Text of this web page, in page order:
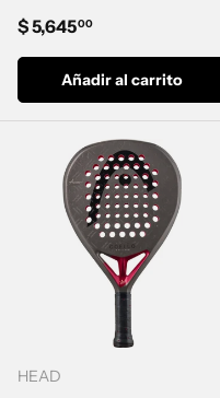
Precio normal
$ 5,64500
Añadir al carrito
HEAD